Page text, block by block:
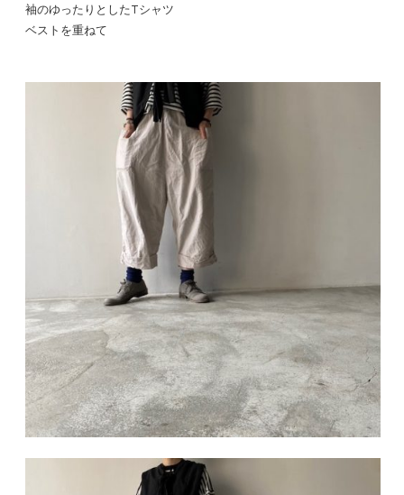
袖のゆったりとしたTシャツ
ベストを重ねて